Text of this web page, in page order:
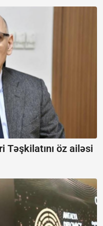
Təşkilatını öz ailəsi